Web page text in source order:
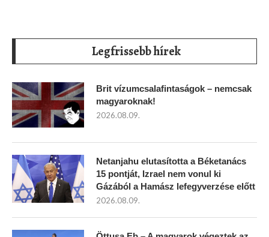
Legfrissebb hírek
Brit vízumcsalafintaságok – nemcsak
magyaroknak!
2026.08.09.
Netanjahu elutasította a Béketanács
15 pontját, Izrael nem vonul ki
Gázából a Hamász lefegyverzése előtt
2026.08.09.